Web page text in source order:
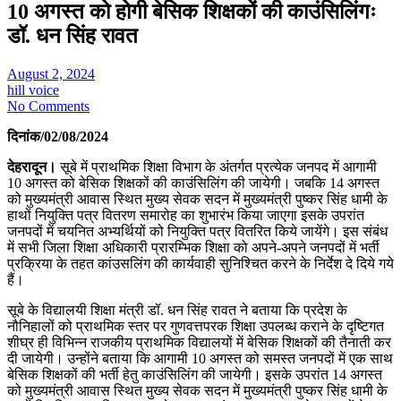
10 अगस्त को होगी बेसिक शिक्षकों की काउंसिलिंगः
डॉ. धन सिंह रावत
August 2, 2024
hill voice
No Comments
दिनांक/02/08/2024
देहरादून। सूबे में प्राथमिक शिक्षा विभाग के अंतर्गत प्रत्येक जनपद में आगामी
10 अगस्त को बेसिक शिक्षकों की काउंसिलिंग की जायेगी। जबकि 14 अगस्त
को मुख्यमंत्री आवास स्थित मुख्य सेवक सदन में मुख्यमंत्री पुष्कर सिंह धामी के
हाथों नियुक्ति पत्र वितरण समारोह का शुभारंभ किया जाएगा इसके उपरांत
जनपदों में चयनित अभ्यर्थियों को नियुक्ति पत्र वितरित किये जायेंगे। इस संबंध
में सभी जिला शिक्षा अधिकारी प्रारम्भिक शिक्षा को अपने-अपने जनपदों में भर्ती
प्रक्रिया के तहत कांउसलिंग की कार्यवाही सुनिश्चित करने के निर्देश दे दिये गये
हैं।
सूबे के विद्यालयी शिक्षा मंत्री डॉ. धन सिंह रावत ने बताया कि प्रदेश के
नौनिहालों को प्राथमिक स्तर पर गुणवत्तपरक शिक्षा उपलब्ध कराने के दृष्टिगत
शीघ्र ही विभिन्न राजकीय प्राथमिक विद्यालयों में बेसिक शिक्षकों की तैनाती कर
दी जायेगी। उन्होंने बताया कि आगामी 10 अगस्त को समस्त जनपदों में एक साथ
बेसिक शिक्षकों की भर्ती हेतु काउंसिलिंग की जायेगी। इसके उपरांत 14 अगस्त
को मुख्यमंत्री आवास स्थित मुख्य सेवक सदन में मुख्यमंत्री पुष्कर सिंह धामी के